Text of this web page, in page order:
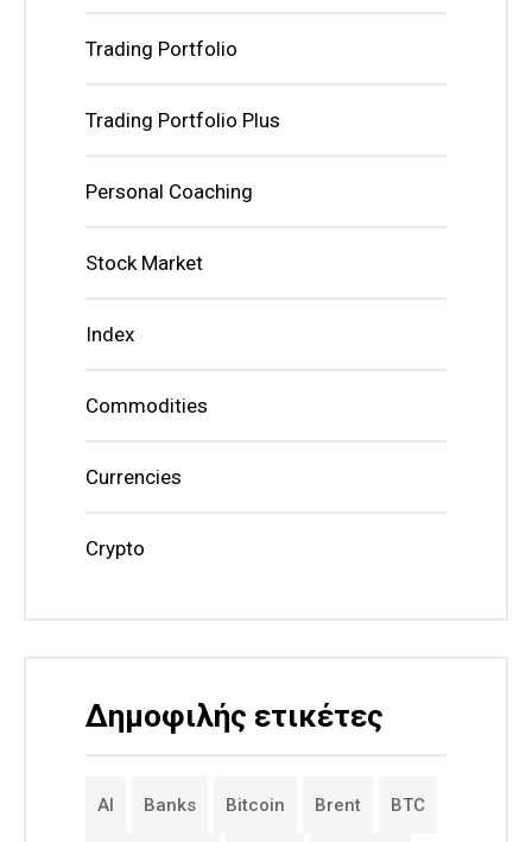
Trading Portfolio
Trading Portfolio Plus
Personal Coaching
Stock Market
Index
Commodities
Currencies
Crypto
Δημοφιλής ετικέτες
AI Banks Bitcoin Brent BTC